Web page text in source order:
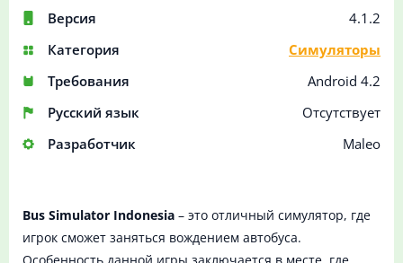
Версия
4.1.2
Категория
Симуляторы
Требования
Android 4.2
Русский язык
Отсутствует
Разработчик
Maleo
Bus Simulator Indonesia – это отличный симулятор, где
игрок сможет заняться вождением автобуса.